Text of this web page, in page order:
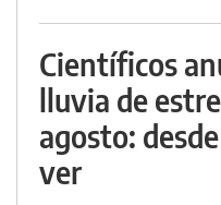
Científicos
lluvia de
agosto:
ver